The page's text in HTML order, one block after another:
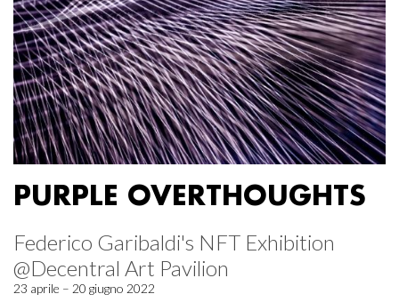
PURPLE OVERTHOUGHTS
Federico Garibaldi's NFT Exhibition
@Decentral Art Pavilion
23 aprile – 20 giugno 2022